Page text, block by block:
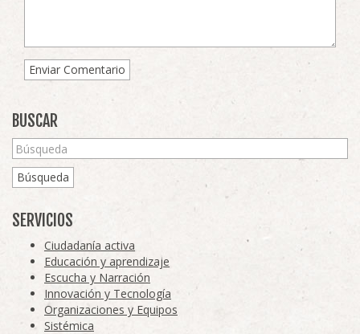
BUSCAR
Búsqueda
SERVICIOS
Ciudadanía activa
Educación y aprendizaje
Escucha y Narración
Innovación y Tecnología
Organizaciones y Equipos
Sistémica